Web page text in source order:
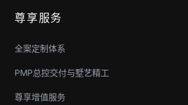
尊享服务
全案定制体系
PMP总控交付与墅艺精工
尊享增值服务